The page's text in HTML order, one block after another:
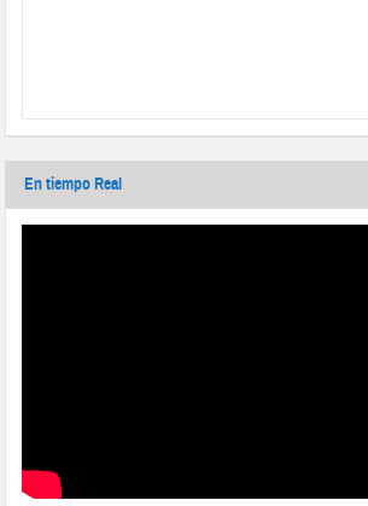
En tiempo Real